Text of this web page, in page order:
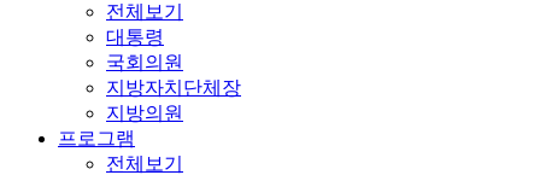
전체보기
대통령
국회의원
지방자치단체장
지방의원
프로그램
전체보기